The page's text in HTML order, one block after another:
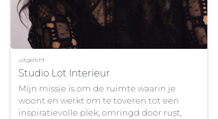
uitgelicht
Studio Lot Interieur
Mijn missie is om de ruimte waarin je
woont en werkt om te toveren tot een
inspiratievolle plek, omringd door rust,